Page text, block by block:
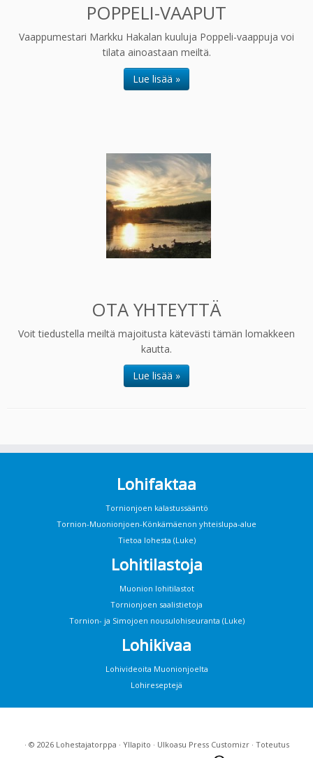
POPPELI-VAAPUT
Vaappumestari Markku Hakalan kuuluja Poppeli-vaappuja voi
tilata ainoastaan meiltä.
Lue lisää »
OTA YHTEYTTÄ
Voit tiedustella meiltä majoitusta kätevästi tämän lomakkeen
kautta.
Lue lisää »
Lohifaktaa
Tornionjoen kalastussääntö
Tornion-Muonionjoen-Könkämäenon yhteislupa-alue
Tietoa lohesta (Luke)
Lohitilastoja
Muonion lohitilastot
Tornionjoen saalistietoja
Tornion- ja Simojoen nousulohiseuranta (Luke)
Lohikivaa
Lohivideoita Muonionjoelta
Lohireseptejä
· © 2026 Lohestajatorppa · Yllapito · Ulkoasu Press Customizr· Toteutus